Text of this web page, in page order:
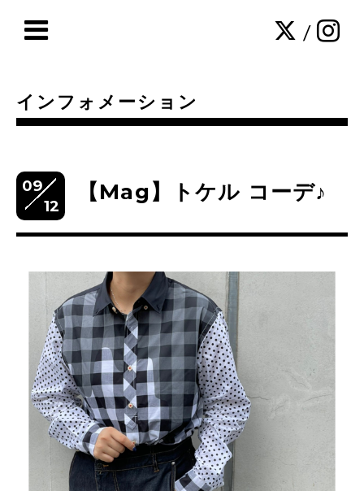
/
インフォメーション
09
12
【Mag】トケル コーデ♪